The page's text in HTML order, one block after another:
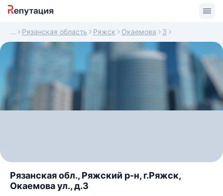
Рязанская область Ряжск Окаемова 3
Рязанская обл., Ряжский р-н, г.Ряжск,
Окаемова ул., д.3